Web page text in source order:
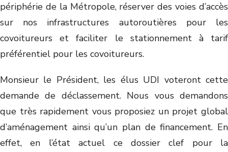
périphérie de la Métropole, réserver des voies d’accès
sur nos infrastructures autoroutières pour les
covoitureurs et faciliter le stationnement à tarif
préférentiel pour les covoitureurs.
Monsieur le Président, les élus UDI voteront cette
demande de déclassement. Nous vous demandons
que très rapidement vous proposiez un projet global
d’aménagement ainsi qu’un plan de financement. En
effet, en l’état actuel ce dossier clef pour la